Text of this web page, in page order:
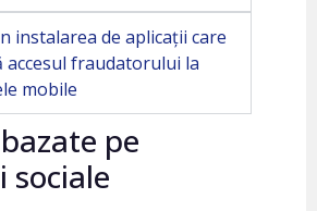
instalarea de aplicații care
accesul fraudatorului la
mobile
pe
sociale